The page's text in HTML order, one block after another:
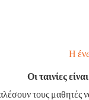
Η
Οι ταινίες
τους μαθητές